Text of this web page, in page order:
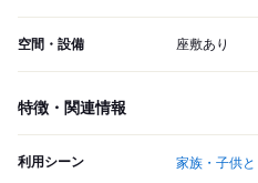
空間・設備 座敷あり
特徴・関連情報
利用シーン 家族・子供と